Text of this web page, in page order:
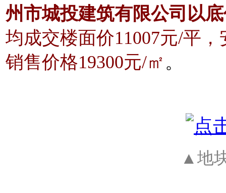
州市城投建筑有限公司以
均成交楼面价11007元/平
销售价格19300元/㎡ 。
▲地